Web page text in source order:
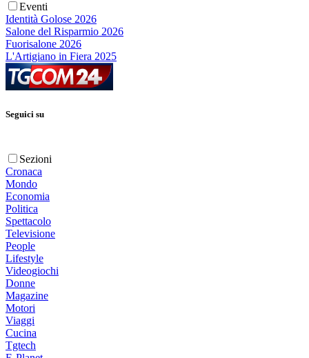
Eventi
Identità Golose 2026
Salone del Risparmio 2026
Fuorisalone 2026
L'Artigiano in Fiera 2025
Seguici su
Sezioni
Cronaca
Mondo
Economia
Politica
Spettacolo
Televisione
People
Lifestyle
Videogiochi
Donne
Magazine
Motori
Viaggi
Cucina
Tgtech